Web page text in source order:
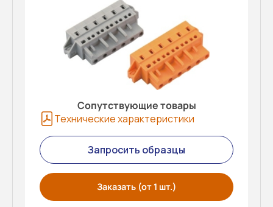
Сопутствующие товары
Технические характеристики
Запросить образцы
Заказать (от 1 шт.)